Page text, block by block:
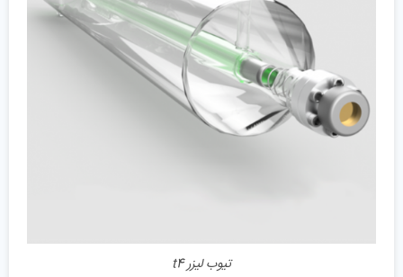
جزئیات
تیوب لیزر t4